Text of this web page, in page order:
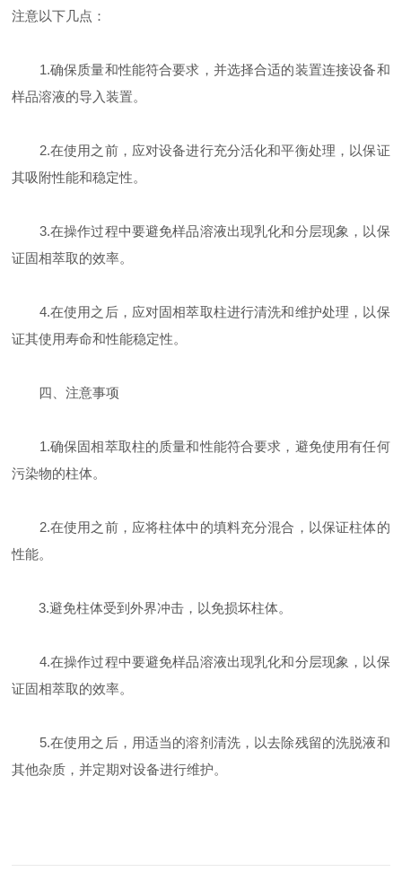
注意以下几点：
1.确保质量和性能符合要求，并选择合适的装置连接设备和
样品溶液的导入装置。
2.在使用之前，应对设备进行充分活化和平衡处理，以保证
其吸附性能和稳定性。
3.在操作过程中要避免样品溶液出现乳化和分层现象，以保
证固相萃取的效率。
4.在使用之后，应对固相萃取柱进行清洗和维护处理，以保
证其使用寿命和性能稳定性。
四、注意事项
1.确保固相萃取柱的质量和性能符合要求，避免使用有任何
污染物的柱体。
2.在使用之前，应将柱体中的填料充分混合，以保证柱体的
性能。
3.避免柱体受到外界冲击，以免损坏柱体。
4.在操作过程中要避免样品溶液出现乳化和分层现象，以保
证固相萃取的效率。
5.在使用之后，用适当的溶剂清洗，以去除残留的洗脱液和
其他杂质，并定期对设备进行维护。